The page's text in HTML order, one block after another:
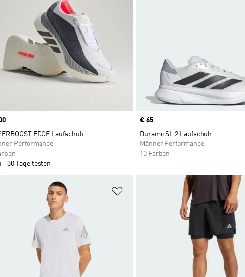
EDGE Laufschuh
Performance
30 Tage testen
Price
€ 65
Duramo SL 2 Laufschuh
Männer Performance
10 Farben
hinzufügen Zur Wunschliste hinzufügen